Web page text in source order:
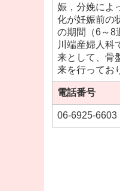
娠，分娩によ
化が妊娠前の
の期間（6～8
川端産婦人科
来として、骨
来を行ってお
電話番号
06-6925-6603